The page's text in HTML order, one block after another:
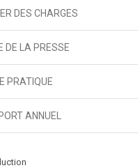
DES CHARGES
DE LA PRESSE
PRATIQUE
ANNUEL